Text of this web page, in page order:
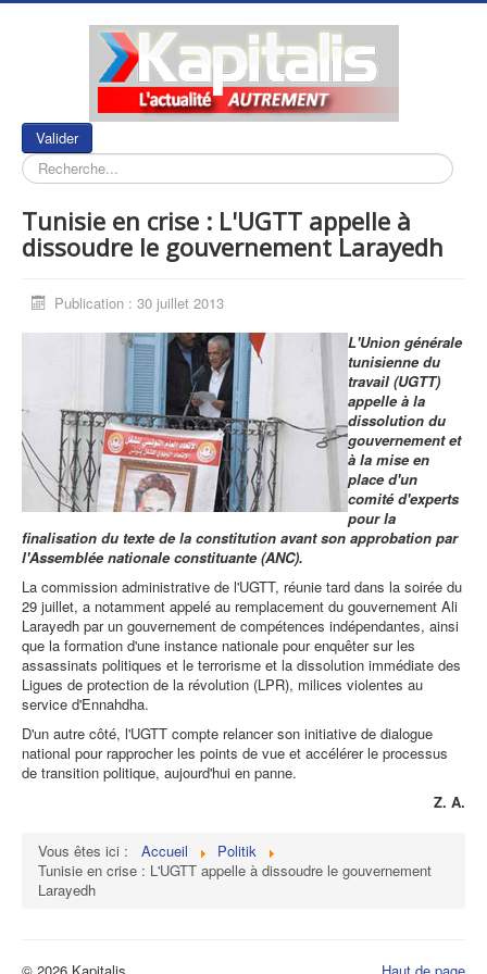
Valider
Tunisie en crise : L'UGTT appelle à
dissoudre le gouvernement Larayedh
Publication : 30 juillet 2013
L'Union générale
tunisienne du
travail (UGTT)
appelle à la
dissolution du
gouvernement et
à la mise en
place d'un
comité d'experts
pour la
finalisation du texte de la constitution avant son approbation par
l'Assemblée nationale constituante (ANC).
La commission administrative de l'UGTT, réunie tard dans la soirée du
29 juillet, a notamment appelé au remplacement du gouvernement Ali
Larayedh par un gouvernement de compétences indépendantes, ainsi
que la formation d'une instance nationale pour enquêter sur les
assassinats politiques et le terrorisme et la dissolution immédiate des
Ligues de protection de la révolution (LPR), milices violentes au
service d'Ennahdha.
D'un autre côté, l'UGTT compte relancer son initiative de dialogue
national pour rapprocher les points de vue et accélérer le processus
de transition politique, aujourd'hui en panne.
Z. A.
Vous êtes ici : Accueil
Politik
Tunisie en crise : L'UGTT appelle à dissoudre le gouvernement
Larayedh